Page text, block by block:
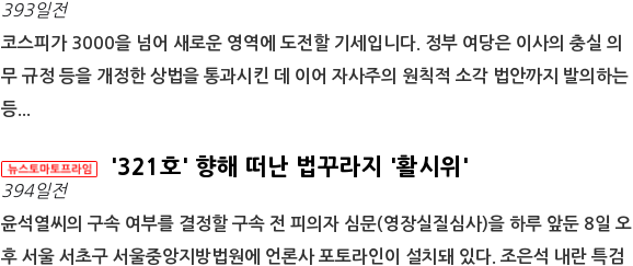
393일전
코스피가 3000을 넘어 새로운 영역에 도전할 기세입니다. 정부 여당은 이사의 충실 의
무 규정 등을 개정한 상법을 통과시킨 데 이어 자사주의 원칙적 소각 법안까지 발의하는
등...
'321호' 향해 떠난 법꾸라지 '활시위'
394일전
윤석열씨의 구속 여부를 결정할 구속 전 피의자 심문(영장실질심사)을 하루 앞둔 8일 오
후 서울 서초구 서울중앙지방법원에 언론사 포토라인이 설치돼 있다. 조은석 내란 특검